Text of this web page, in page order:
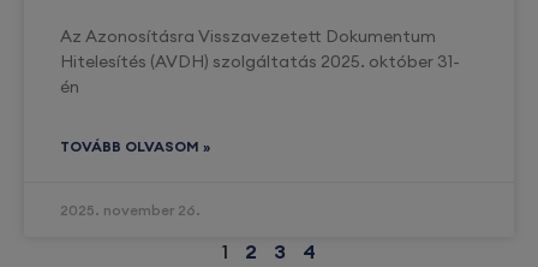
Az Azonosításra Visszavezetett Dokumentum
Hitelesítés (AVDH) szolgáltatás 2025. október 31-
én
TOVÁBB OLVASOM »
2025. november 26.
1 2 3 4